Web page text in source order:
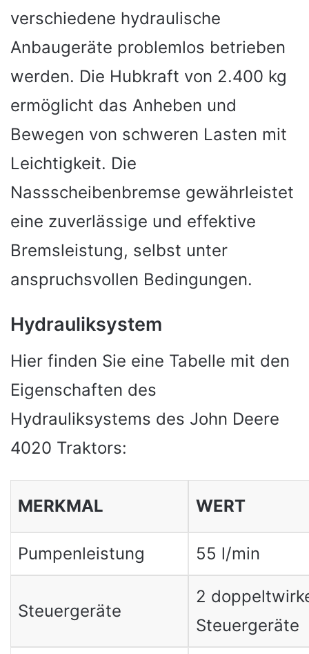
verschiedene hydraulische
Anbaugeräte problemlos betrieben
werden. Die Hubkraft von 2.400 kg
ermöglicht das Anheben und
Bewegen von schweren Lasten mit
Leichtigkeit. Die
Nassscheibenbremse gewährleistet
eine zuverlässige und effektive
Bremsleistung, selbst unter
anspruchsvollen Bedingungen.
Hydrauliksystem
Hier finden Sie eine Tabelle mit den
Eigenschaften des
Hydrauliksystems des John Deere
4020 Traktors:
MERKMAL WERT
Pumpenleistung 55 l/min
Steuergeräte
2
Steuergeräte